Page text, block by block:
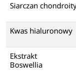
Siarczan
Kwas hialuronowy
Ekstrakt
Boswellia